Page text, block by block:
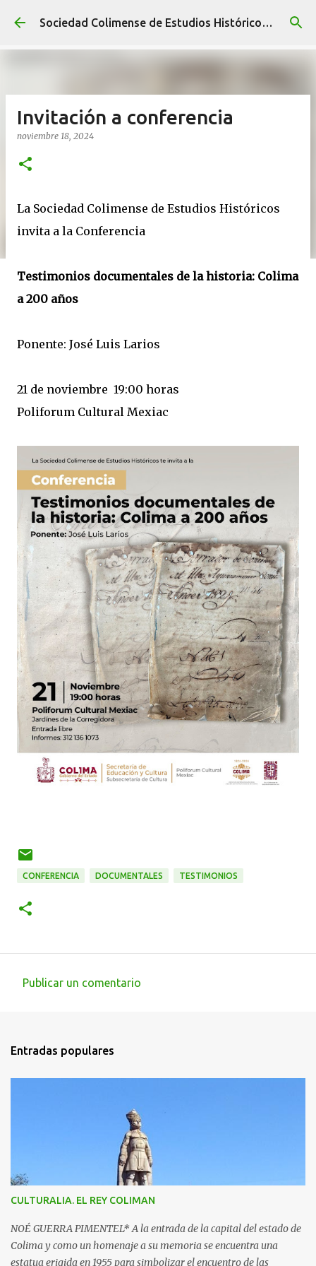
Ir al contenido principal Sociedad Colimense de Estudios Históricos A. C.
Invitación a conferencia
noviembre 18, 2024
La Sociedad Colimense de Estudios Históricos
invita a la Conferencia
Testimonios documentales de la historia: Colima
a 200 años
Ponente: José Luis Larios
21 de noviembre 19:00 horas
Poliforum Cultural Mexiac
CONFERENCIA DOCUMENTALES TESTIMONIOS
e
n
o
s
Publicar un comentario
Entradas populares
CULTURALIA. EL REY COLIMAN
NOÉ GUERRA PIMENTEL* A la entrada de la capital del estado de
Colima y como un homenaje a su memoria se encuentra una
estatua erigida en 1955 para simbolizar el encuentro de las